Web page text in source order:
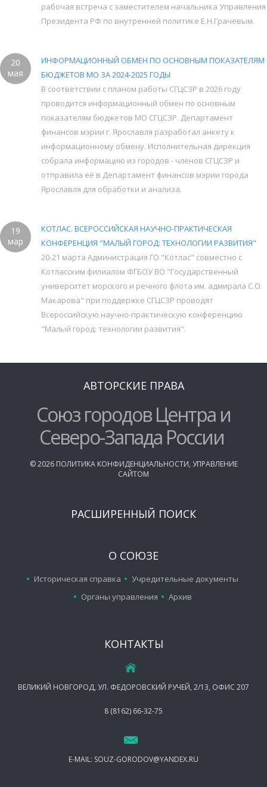
рабочая встреча с заместителем начальника Управления
Президента РФ по внутренней политике Е.Н.Грачёвым.
20
мая
ИНФОРМАЦИОННЫЙ ОБМЕН ПО ОСНОВНЫМ ПОКАЗАТЕЛЯМ
БЮДЖЕТОВ МО ЗА 2024-2025 ГОДЫ
В соответствии с планом работы СГЦСЗР в 2026 году
проводится информационный обмен по основным
показателям бюджетов МО СГЦСЗР. Департамент
финансов мэрии г. Ярославля разработал анкету к
информационному обмену. Исполнительная дирекция
собрала информацию из городов - членов СГЦСЗР и
отправила её в Департамент финансов мэрии города
Ярославля для обработки и анализа.
19
мар
КОТЛАС. ВСЕРОССИЙСКАЯ НАУЧНО-ПРАКТИЧЕСКАЯ
КОНФЕРЕНЦИЯ "МАЛЫЙ ГОРОД: ТЕХНОЛОГИИ РАЗВИТИЯ"
20-21 марта Администрация ГО "Котлас" совместно с
Котласским филиалом ФГБОУ ВО "Государственный
университет морского и речного флота им. адмирала С.О.
Макарова" при поддержке СГЦСЗР проводят
Всероссийскую научно-практическую конференцию
"Малый город: технологии развития".
АВТОРСКИЕ ПРАВА
Союз городов Центра и
Северо-Запада России
©2026 ПОЛИТИКА КОНФИДЕНЦИАЛЬНОСТИ, УПРАВЛЕНИЕ
САЙТОМ
РАСШИРЕННЫЙ ПОИСК
О СОЮЗЕ
Историческая справка
Учредительные документы
Органы управления
Архив
КОНТАКТЫ
ВЕЛИКИЙ НОВГОРОД, УЛ. ФЕДОРОВСКИЙ РУЧЕЙ, 2/13, ОФИС 207
8 (8162) 66-32-75
E-MAIL: SOUZ-GORODOV@YANDEX.RU